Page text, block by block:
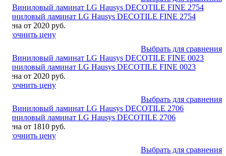
Виниловый ламинат LG Hausys DECOTILE FINE 2754
Цена от 2020 руб.
Уточнить цену
Выбрать для сравнения
Виниловый ламинат LG Hausys DECOTILE FINE 0023
Цена от 2020 руб.
Уточнить цену
Выбрать для сравнения
Виниловый ламинат LG Hausys DECOTILE 2706
Цена от 1810 руб.
Уточнить цену
Выбрать для сравнения